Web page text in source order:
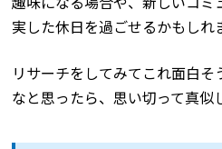
実した休日を過ごせるかもしれ
リサーチをしてみてこれ面白
なと思ったら、思い切って真似